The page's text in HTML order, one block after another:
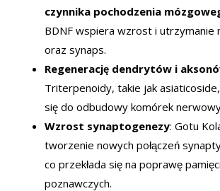
czynnika pochodzenia
BDNF wspiera wzrost i utrzymanie
oraz synaps.
Regenerację dendrytów i
Triterpenoidy, takie jak
się do odbudowy komórek
Wzrost synaptogenezy: Gotu
tworzenie nowych połączeń
co przekłada się na poprawę
poznawczych.